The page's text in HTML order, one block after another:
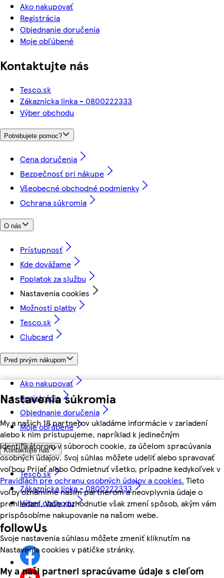
Nastavenia súkromia
My a našich 18 partnerov ukladáme informácie v zariadení
alebo k nim pristupujeme, napríklad k jedinečným
identifikátorom v súboroch cookie, za účelom spracúvania
osobných údajov. Svoj súhlas môžete udeliť alebo spravovať
voľbou Prijať alebo Odmietnuť všetko, prípadne kedykoľvek v
Pravidlách pre ochranu osobných údajov a cookies. Tieto
voľby oznámime našim partnerom a neovplyvnia údaje o
prehliadaní. Vaše rozhodnutie však zmení spôsob, akým vám
prispôsobíme nakupovanie na našom webe.
Svoje nastavenia súhlasu môžete zmeniť kliknutím na
Nastavenia cookies v pätičke stránky.
My a naši partneri spracúvame údaje s cieľom
Ako nakupovať
Registrácia
Objednanie doručenia
Moje obľúbené
Kontaktujte nás
Tesco.sk
Zákaznícka linka - 0800222333
Výber obchodu
Potrebujete pomoc?
Cena doručenia
Bezpečnosť pri nákupe
Všeobecné obchodné podmienky
Ochrana súkromia
O nás
Prístupnosť
Kde dovážame
Poplatok za službu
Nastavenia cookies
Možnosti platby
Tesco.sk
Clubcard
Pred prvým nákupom
Ako nakupovať
Registrácia
Objednanie doručenia
Moje obľúbené
Kontaktujte nás
Tesco.sk
Zákaznícka linka - 0800222333
Výber obchodu
followUs